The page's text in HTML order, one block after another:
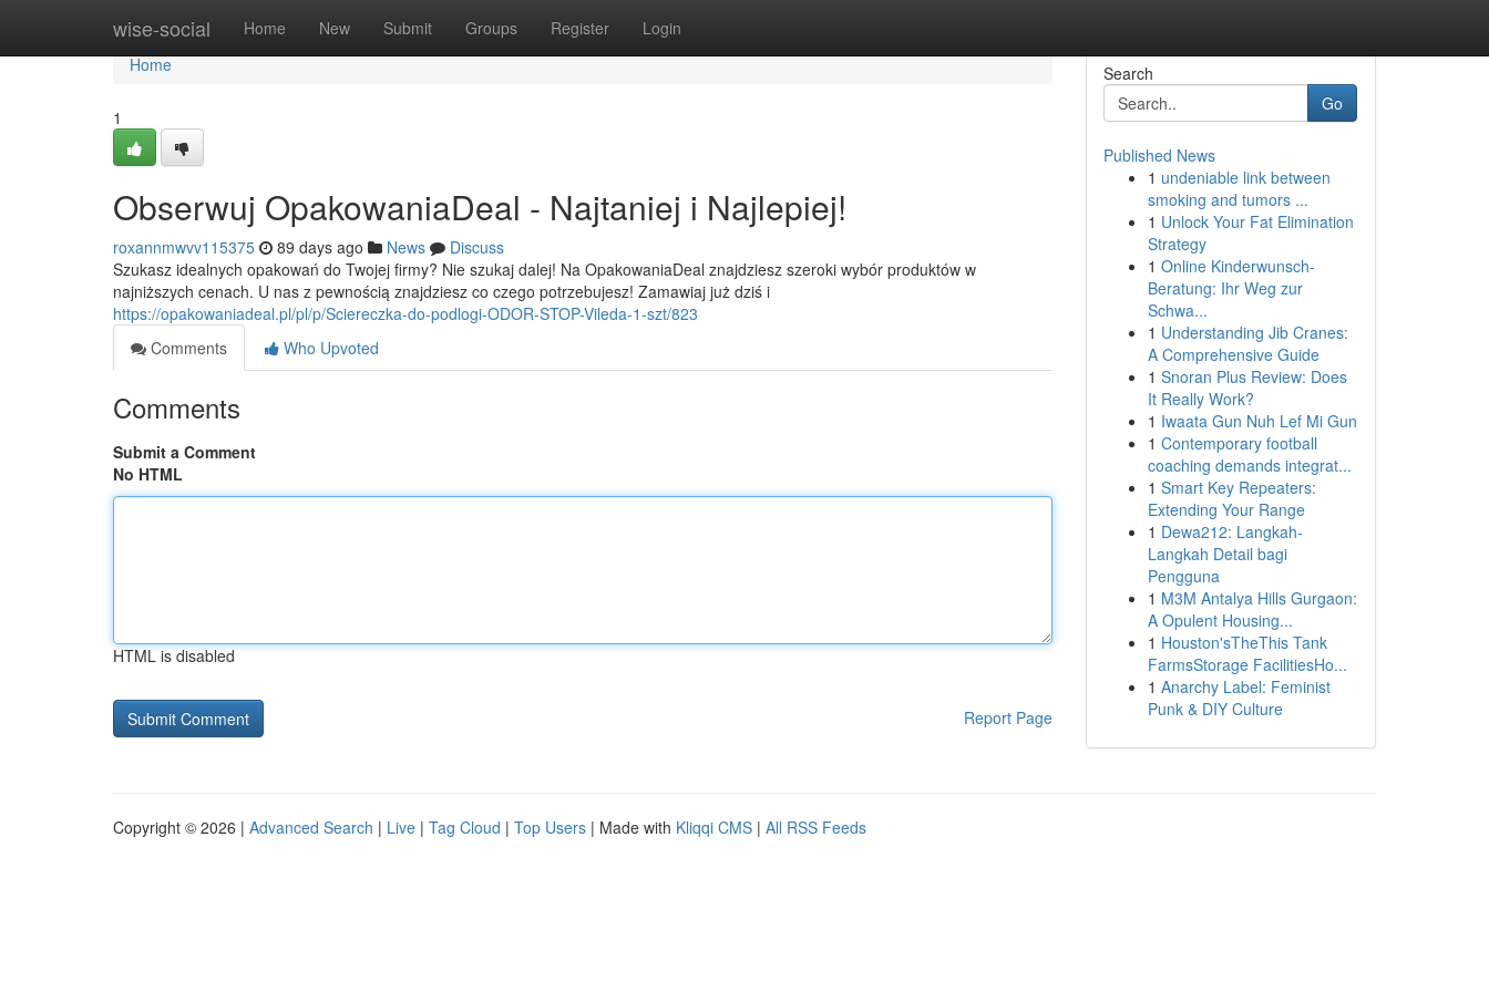
wise-social Home New Submit Groups Register Login
Home
Home
1
Obserwuj OpakowaniaDeal - Najtaniej i Najlepiej!
roxannmwvv115375 89 days ago News
Discuss
Szukasz idealnych opakowań do Twojej firmy? Nie szukaj dalej! Na OpakowaniaDeal znajdziesz szeroki wybór produktów w
najniższych cenach. U nas z pewnością znajdziesz co czego potrzebujesz! Zamawiaj już dziś i
https://opakowaniadeal.pl/pl/p/Sciereczka-do-podlogi-ODOR-STOP-Vileda-1-szt/823
Comments
Who Upvoted
Comments
Submit a Comment
No HTML
HTML is disabled
Report Page
Search
Go
Published News
1 undeniable link between
smoking and tumors ...
1 Unlock Your Fat Elimination
Strategy
1 Online Kinderwunsch-
Beratung: Ihr Weg zur
Schwa...
1 Understanding Jib Cranes:
A Comprehensive Guide
1 Snoran Plus Review: Does
It Really Work?
1 Iwaata Gun Nuh Lef Mi Gun
1 Contemporary football
coaching demands integrat...
1 Smart Key Repeaters:
Extending Your Range
1 Dewa212: Langkah-
Langkah Detail bagi
Pengguna
1 M3M Antalya Hills Gurgaon:
A Opulent Housing...
1 Houston'sTheThis Tank
FarmsStorage FacilitiesHo...
1 Anarchy Label: Feminist
Punk & DIY Culture
Copyright © 2026 | Advanced Search | Live | Tag Cloud | Top Users | Made with Kliqqi CMS | All RSS Feeds